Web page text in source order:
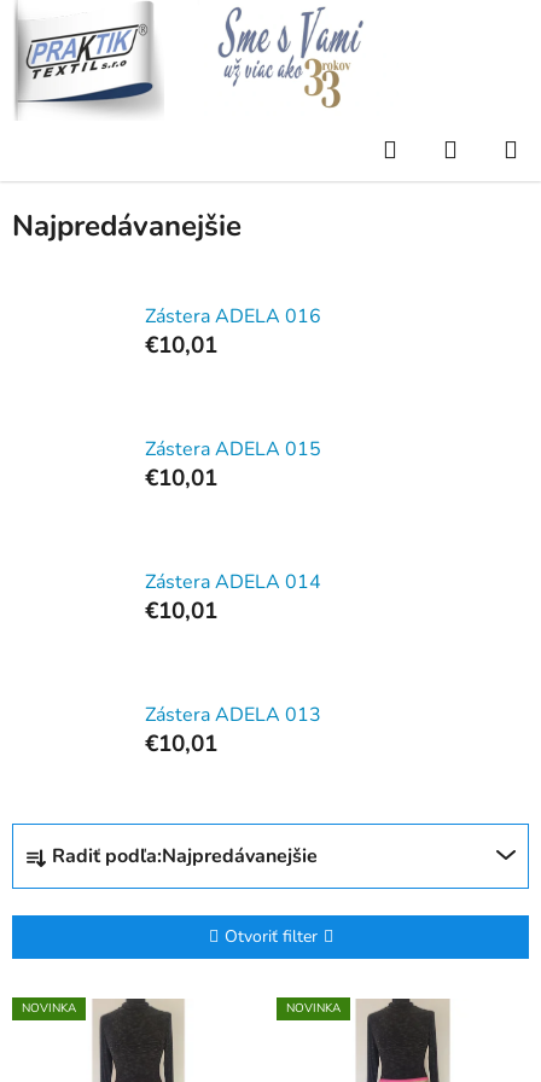
Prejsť
na
obsah
Hľadať
KOŠÍK
Domov
Eshop KUCHYŇA ZÁSTERY / ZÁSTERA
Najpredávanejšie
Zástera ADELA 016
€10,01
Zástera ADELA 015
€10,01
Zástera ADELA 014
€10,01
Zástera ADELA 013
€10,01
R
d
n
i
e
Radiť podľa:Najpredávanejšie
Otvoriť filter
V
ý
NOVINKA NOVINKA